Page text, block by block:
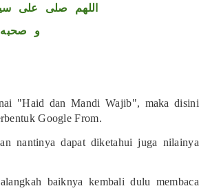
اللهم صلى على
و صحبه
"Haid dan Mandi Wajib", maka disini
Google From.
nantinya dapat diketahui juga nilainya
baiknya kembali dulu membaca